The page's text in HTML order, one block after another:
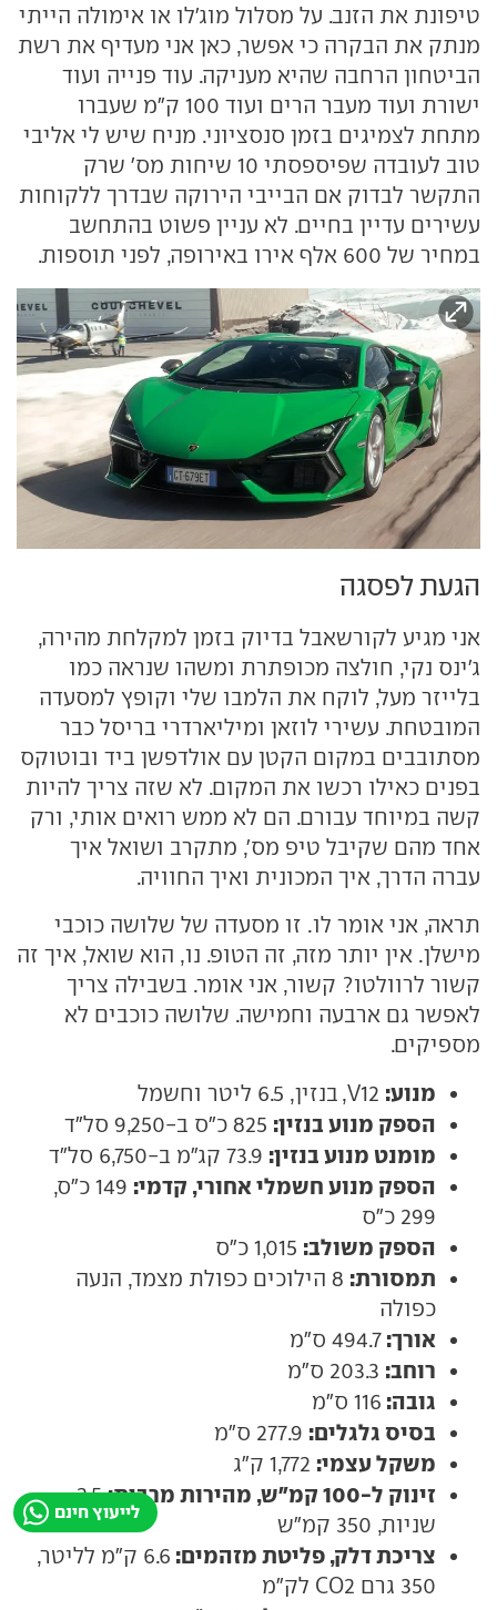
טיפונת את הזנב. על מסלול מוג'לו או אימולה הייתי
מנתק את הבקרה כי אפשר, כאן אני מעדיף את רשת
הביטחון הרחבה שהיא מעניקה. עוד פנייה ועוד
ישורת ועוד מעבר הרים ועוד 100 ק"מ שעברו
מתחת לצמיגים בזמן סנסציוני. מניח שיש לי אליבי
טוב לעובדה שפיספסתי 10 שיחות מס' שרק
התקשר לבדוק אם הבייבי הירוקה שבדרך ללקוחות
עשירים עדיין בחיים. לא עניין פשוט בהתחשב
במחיר של 600 אלף אירו באירופה, לפני תוספות.
הגעת לפסגה
אני מגיע לקורשאבל בדיוק בזמן למקלחת מהירה,
ג'ינס נקי, חולצה מכופתרת ומשהו שנראה כמו
בלייזר מעל, לוקח את הלמבו שלי וקופץ למסעדה
המובטחת. עשירי לוזאן ומיליארדרי בריסל כבר
מסתובבים במקום הקטן עם אולדפשן ביד ובוטוקס
בפנים כאילו רכשו את המקום. לא שזה צריך להיות
קשה במיוחד עבורם. הם לא ממש רואים אותי, ורק
אחד מהם שקיבל טיפ מס', מתקרב ושואל איך
עברה הדרך, איך המכונית ואיך החוויה.
תראה, אני אומר לו. זו מסעדה של שלושה כוכבי
מישלן. אין יותר מזה, זה הטופ. נו, הוא שואל, איך זה
קשור לרוולטו? קשור, אני אומר. בשבילה צריך
לאפשר גם ארבעה וחמישה. שלושה כוכבים לא
מספיקים.
מנוע:
הספק מנוע בנזין:
מומנט מנוע בנזין:
הספק מנוע חשמלי אחורי, קדמי:
149 כ"ס,
299 כ"ס
הספק משולב:
תמסורת:
8 הילוכים כפולת מצמד, הנעה
כפולה
אורך: 494.7 ס"מ
רוחב:
גובה: 116 ס"מ
בסיס גלגלים:
משקל עצמי:
זינוק ל-100 קמ"ש, מהירות מרבית:
2.5
שניות, 350 קמ"ש
צריכת דלק, פליטת מזהמים:
6.6 ק"מ לליטר,
350 גרם CO2 לק"מ
לייעוץ חינם